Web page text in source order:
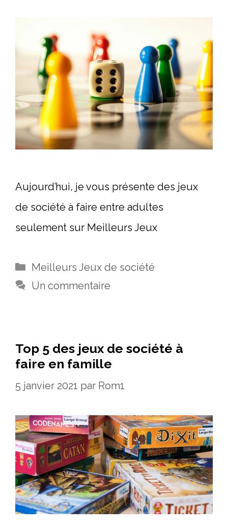
Aujourd’hui, je vous présente des jeux
de société à faire entre adultes
seulement sur Meilleurs Jeux
Catégories
Meilleurs Jeux de société
Un commentaire
Top 5 des jeux de société à
faire en famille
5 janvier 2021 par Rom1